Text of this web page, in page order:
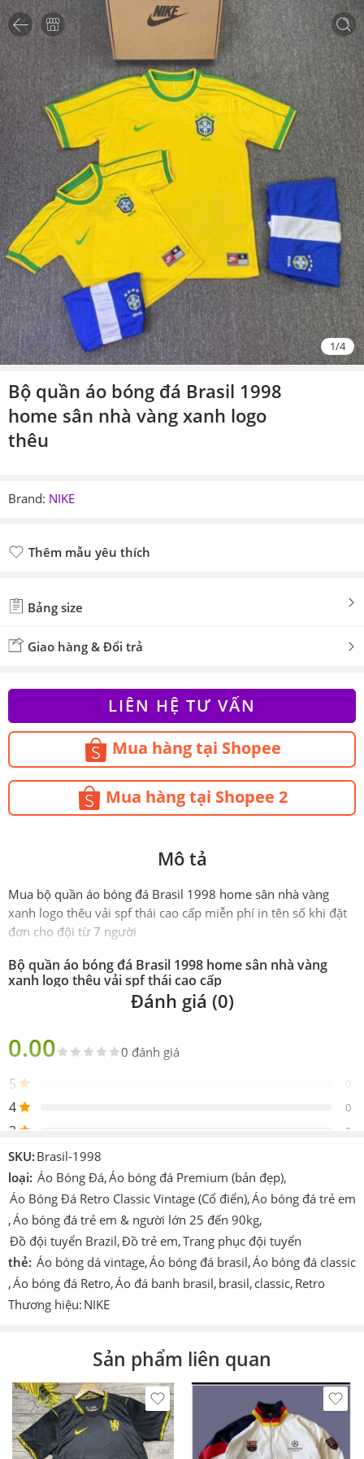
1/4
Bộ quần áo bóng đá Brasil 1998
home sân nhà vàng xanh logo
thêu
Brand: NIKE
Thêm mẫu yêu thích
Bảng size
Giao hàng & Đổi trả
LIÊN HỆ TƯ VẤN
Mua hàng tại Shopee
Mua hàng tại Shopee 2
Mô tả
Mua bộ quần áo bóng đá Brasil 1998 home sân nhà vàng
xanh logo thêu vải spf thái cao cấp miễn phí in tên số khi đặt
đơn cho đội từ 7 người
Bộ quần áo bóng đá Brasil 1998 home sân nhà vàng
xanh logo thêu vải spf thái cao cấp
Sản
Gồm 1 áo 1 quần
Thiết
kế
Được thêu vào sản phẩm
Chi tiết
khác
In hoặc ép decan nhiệt cao tần.
Công
nghệ
Cmcn 4.0 dệt vi tính, ép nhiệt cao tần, nhuộm
sâu.
Size
S – M – L – XL.
Màu
Vàng – Xanh
yêu
cầu
In tên số. In logo theo yêu cầu (có tính phí).
Sản
xuất
ThaiLand
Đánh giá (0)
0.00 0 đánh giá
5 0
4 0
3 0
2
1
Be the first to review!
Đánh giá
Hiện vẫn chưa có đánh giá.
SKU: Brasil-1998
loại: Áo Bóng Đá,Áo bóng đá Premium (bản đẹp),
Áo Bóng Đá Retro Classic Vintage (Cổ điển),Áo bóng đá trẻ em
,Áo bóng đá trẻ em & người lớn 25 đến 90kg,
Đồ đội tuyển Brazil,Đồ trẻ em,Trang phục đội tuyển
thẻ: Áo bóng dá vintage,Áo bóng đá brasil,Áo bóng đá classic
,Áo bóng đá Retro,Áo đá banh brasil, brasil, classic, Retro
Thương hiệu: NIKE
Sản phẩm liên quan